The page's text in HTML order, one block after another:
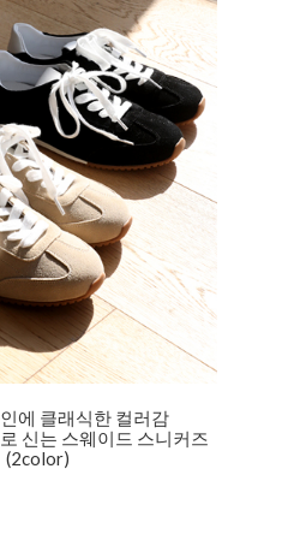
에 클래식한 컬러감
신는 스웨이드 스니커즈
(2color)